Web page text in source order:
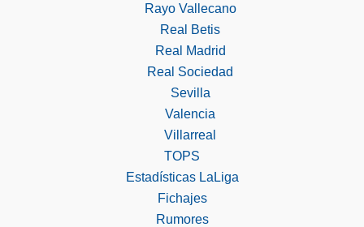
Rayo Vallecano
Real Betis
Real Madrid
Real Sociedad
Sevilla
Valencia
Villarreal
TOPS
Estadísticas LaLiga
Fichajes
Rumores